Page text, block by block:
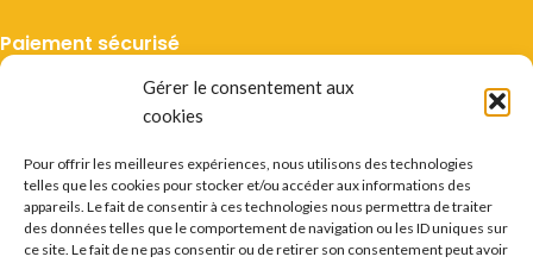
Gérer le consentement aux
cookies
Pour offrir les meilleures expériences, nous utilisons des technologies
telles que les cookies pour stocker et/ou accéder aux informations des
appareils. Le fait de consentir à ces technologies nous permettra de traiter
des données telles que le comportement de navigation ou les ID uniques sur
ce site. Le fait de ne pas consentir ou de retirer son consentement peut avoir
Paiement sécurisé
Livraison suivie